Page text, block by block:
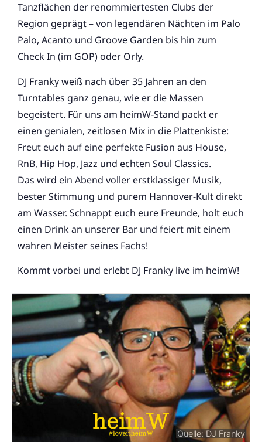
Tanzflächen der renommiertesten Clubs der
Region geprägt – von legendären Nächten im Palo
Palo, Acanto und Groove Garden bis hin zum
Check In (im GOP) oder Orly.
DJ Franky weiß nach über 35 Jahren an den
Turntables ganz genau, wie er die Massen
begeistert. Für uns am heimW-Stand packt er
einen genialen, zeitlosen Mix in die Plattenkiste:
Freut euch auf eine perfekte Fusion aus House,
RnB, Hip Hop, Jazz und echten Soul Classics.
Das wird ein Abend voller erstklassiger Musik,
bester Stimmung und purem Hannover-Kult direkt
am Wasser. Schnappt euch eure Freunde, holt euch
einen Drink an unserer Bar und feiert mit einem
wahren Meister seines Fachs!
Kommt vorbei und erlebt DJ Franky live im heimW!
Quelle: DJ Franky